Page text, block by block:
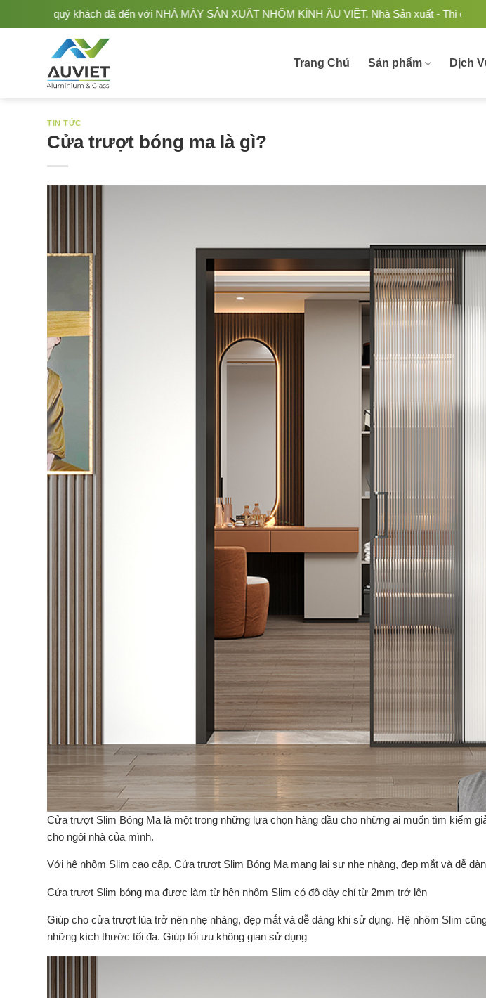
đã đến với NHÀ MÁY SẢN XUẤT NHÔM KÍNH ÂU VIỆT. Nhà Sản xuất - Thi công Nhôm kính uy tín,
Trang Chủ Sản phẩm Dịch
TIN TỨC
Cửa trượt bóng ma là gì?
Cửa trượt Slim Bóng Ma là một trong những lựa chọn hàng đầu cho những ai muốn tìm kiếm
cho ngôi nhà của mình.
Với hệ nhôm Slim cao cấp. Cửa trượt Slim Bóng Ma mang lại sự nhẹ nhàng, đẹp mắt và dễ
Cửa trượt Slim bóng ma được làm từ hện nhôm Slim có độ dày chỉ từ 2mm trở lên
Giúp cho cửa trượt lùa trở nên nhẹ nhàng, đẹp mắt và dễ dàng khi sử dụng. Hệ nhôm Slim
những kích thước tối đa. Giúp tối ưu không gian sử dụng